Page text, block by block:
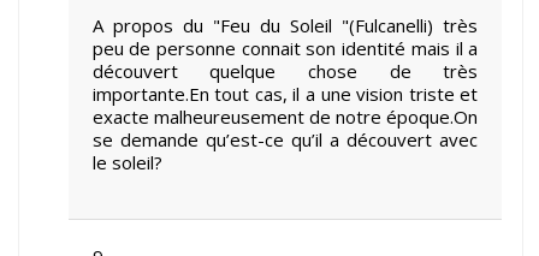
A propos du "Feu du Soleil "(Fulcanelli) très
peu de personne connait son identité mais il a
découvert quelque chose de très
importante.En tout cas, il a une vision triste et
exacte malheureusement de notre époque.On
se demande qu’est-ce qu’il a découvert avec
le soleil?